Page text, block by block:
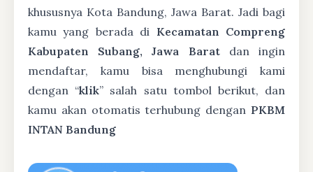
khususnya Kota Bandung, Jawa Barat. Jadi bagi
kamu yang berada di Kecamatan Compreng
Kabupaten Subang, Jawa Baratdan ingin
mendaftar, kamu bisa menghubungi kami
dengan “klik” salah satu tombol berikut, dan
kamu akan otomatis terhubung dengan PKBM
INTAN Bandung